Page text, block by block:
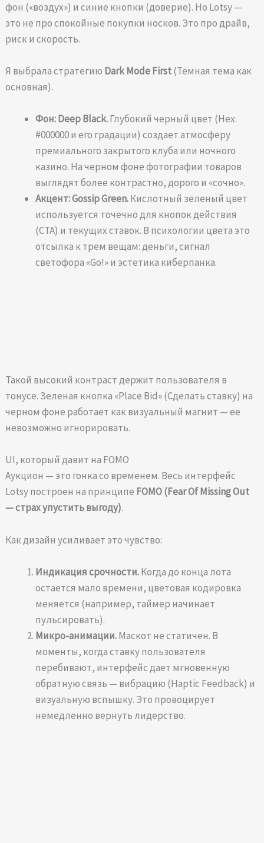
фон («воздух») и синие кнопки (доверие). Но Lotsy —
это не про спокойные покупки носков. Это про драйв,
риск и скорость.
Я выбрала стратегию Dark Mode First(Темная тема как
основная).
Фон: Deep Black.Глубокий черный цвет (Hex:
#000000 и его градации) создает атмосферу
премиального закрытого клуба или ночного
казино. На черном фоне фотографии товаров
выглядят более контрастно, дорого и «сочно».
Акцент: Gossip Green.Кислотный зеленый цвет
используется точечно для кнопок действия
(CTA) и текущих ставок. В психологии цвета это
отсылка к трем вещам: деньги, сигнал
светофора «Go!» и эстетика киберпанка.
Такой высокий контраст держит пользователя в
тонусе. Зеленая кнопка «Place Bid» (Сделать ставку) на
черном фоне работает как визуальный магнит — ее
невозможно игнорировать.
UI, который давит на FOMO
Аукцион — это гонка со временем. Весь интерфейс
Lotsy построен на принципе FOMO (Fear Of Missing Out
— страх упустить выгоду).
Как дизайн усиливает это чувство:
Индикация срочности.Когда до конца лота
остается мало времени, цветовая кодировка
меняется (например, таймер начинает
пульсировать).
Микро-анимации.Маскот не статичен. В
моменты, когда ставку пользователя
перебивают, интерфейс дает мгновенную
обратную связь — вибрацию (Haptic Feedback) и
визуальную вспышку. Это провоцирует
немедленно вернуть лидерство.